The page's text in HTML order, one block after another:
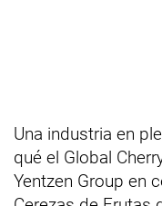
Una industria en
qué el Global
Yentzen Group en